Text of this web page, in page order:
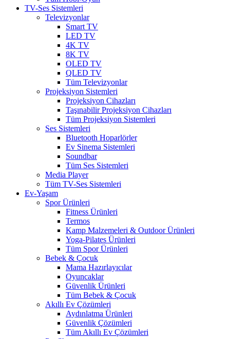
TV-Ses Sistemleri
Televizyonlar
Smart TV
LED TV
4K TV
8K TV
OLED TV
QLED TV
Tüm Televizyonlar
Projeksiyon Sistemleri
Projeksiyon Cihazları
Taşınabilir Projeksiyon Cihazları
Tüm Projeksiyon Sistemleri
Ses Sistemleri
Bluetooth Hoparlörler
Ev Sinema Sistemleri
Soundbar
Tüm Ses Sistemleri
Media Player
Tüm TV-Ses Sistemleri
Ev-Yaşam
Spor Ürünleri
Fitness Ürünleri
Termos
Kamp Malzemeleri & Outdoor Ürünleri
Yoga-Pilates Ürünleri
Tüm Spor Ürünleri
Bebek & Çocuk
Mama Hazırlayıcılar
Oyuncaklar
Güvenlik Ürünleri
Tüm Bebek & Çocuk
Akıllı Ev Çözümleri
Aydınlatma Ürünleri
Güvenlik Çözümleri
Tüm Akıllı Ev Çözümleri